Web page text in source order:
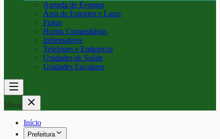
Agenda de Eventos
Área de Esportes e Lazer
Feiras
Hortas Comunitárias
Informativos
Telefones e Endereços
Unidades de Saúde
Unidades Escolares
Menu
Início
Prefeitura